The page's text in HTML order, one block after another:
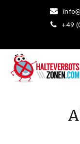
+49